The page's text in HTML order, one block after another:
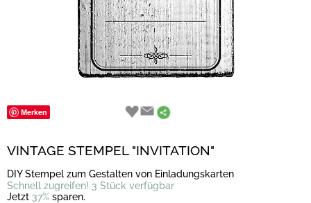
Merken
VINTAGE STEMPEL "INVITATION"
DIY Stempel zum Gestalten von Einladungskarten
Schnell zugreifen! 3 Stück verfügbar
Jetzt 37% sparen.